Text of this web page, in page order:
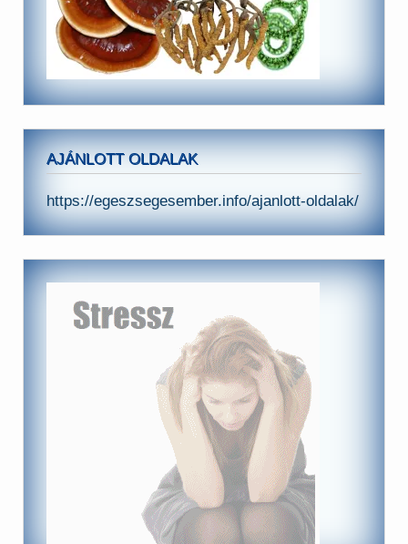
AJÁNLOTT OLDALAK
https://egeszsegesember.info/ajanlott-oldalak/